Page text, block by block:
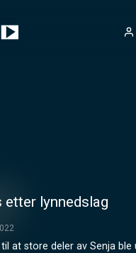
etter lynnedslag
at store deler av Senja